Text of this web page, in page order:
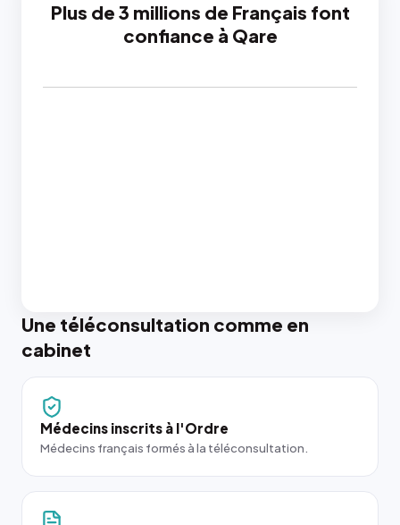
Plus de 3 millions de Français font
confiance à Qare
Une téléconsultation comme en
cabinet
Médecins inscrits à l'Ordre
Médecins français formés à la téléconsultation.